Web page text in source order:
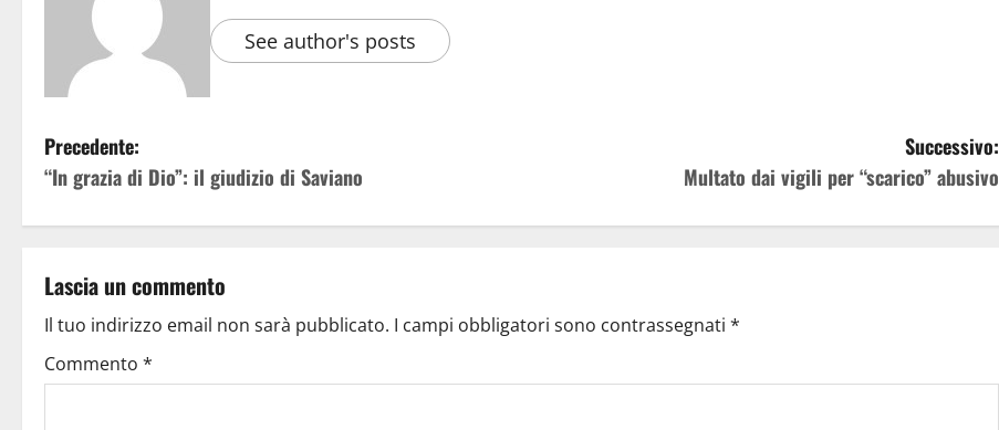
See author's posts
Precedente:
“In grazia di Dio”: il giudizio di Saviano
Successivo:
Multato dai vigili per “scarico” abusivo
Lascia un commento
Il tuo indirizzo email non sarà pubblicato. I campi obbligatori sono contrassegnati *
Commento *